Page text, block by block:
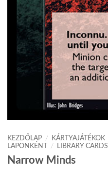
KEZDŐLAP / KÁRTYAJÁTÉKOK
LAPONKÉNT
/ LIBRARY CARDS
Narrow Minds